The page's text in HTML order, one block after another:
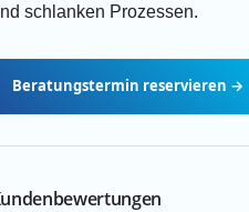
schlanken Prozessen.
Beratungstermin reservieren →